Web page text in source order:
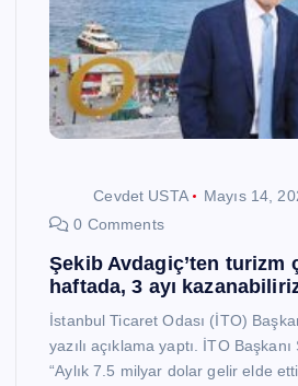
Cevdet USTA
Mayıs 14,
0 Comments
Şekib Avdagiç’ten turizm
haftada, 3 ayı
İstanbul Ticaret Odası (İTO)
yazılı açıklama yaptı. İTO
“Aylık 7.5 milyar dolar gelir elde